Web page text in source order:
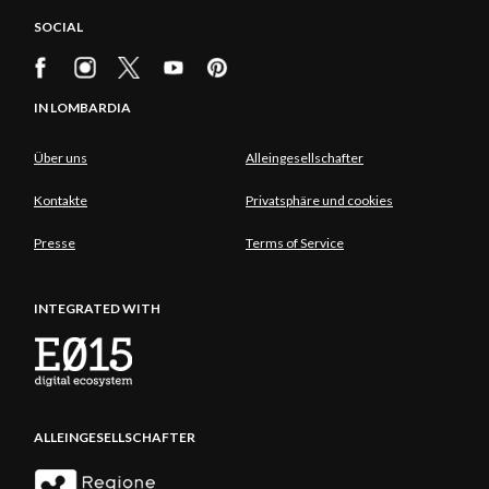
dei Tre Confini', sowie des 'Pizzo di Petto' führen,
SOCIAL
IN LOMBARDIA
Über uns Alleingesellschafter
Kontakte Privatsphäre und cookies
Presse Terms of Service
INTEGRATED WITH
ALLEINGESELLSCHAFTER